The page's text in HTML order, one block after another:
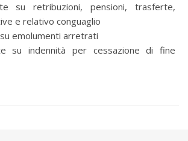
su retribuzioni, pensioni, trasferte,
e relativo conguaglio
emolumenti arretrati
su indennità per cessazione di fine